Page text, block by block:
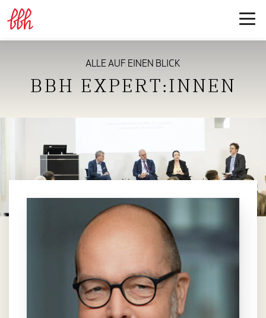
ALLE AUF EINEN BLICK
BBH EXPERT:INNEN